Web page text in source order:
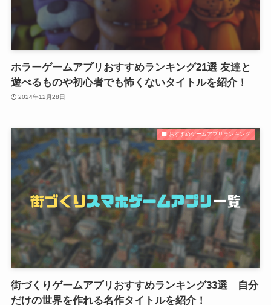
ホラーゲームアプリおすすめランキング21選 友達と
遊べるものや初心者でも怖くないタイトルを紹介！
2024年12月28日
おすすめゲームアプリランキング
街づくりゲームアプリおすすめランキング33選 自分
だけの世界を作れる名作タイトルを紹介！